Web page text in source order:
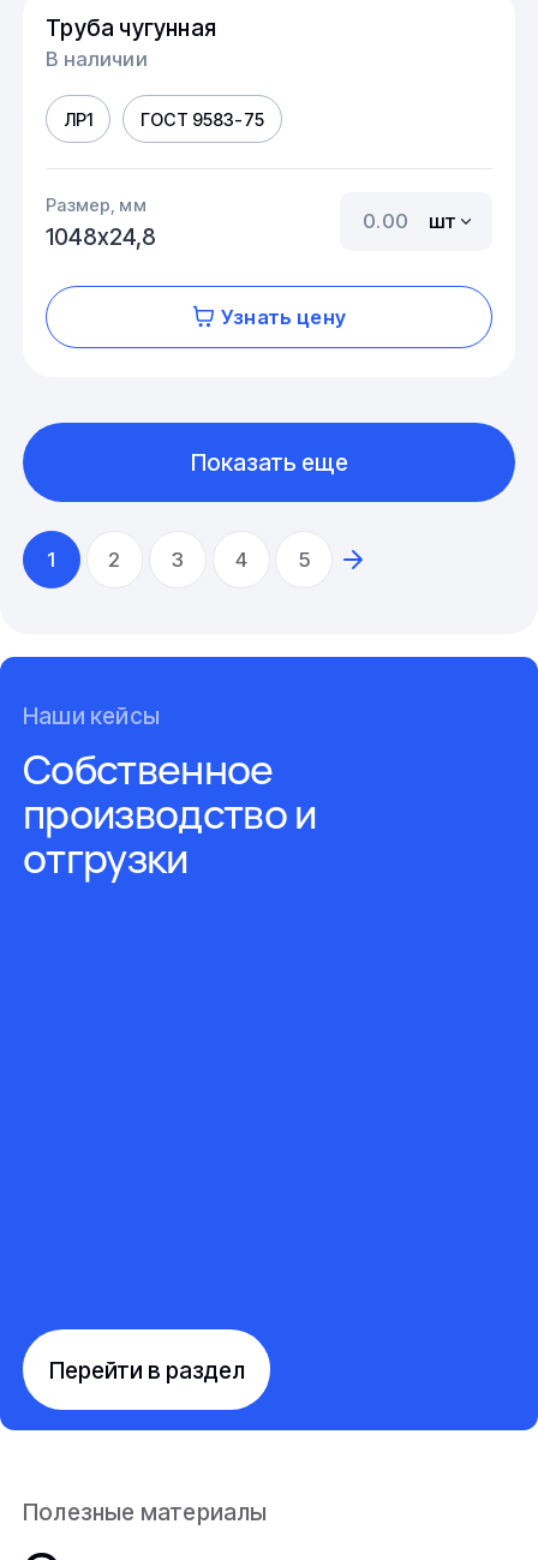
Труба чугунная
В наличии
ЛР1 ГОСТ 9583-75
Размер, мм
1048х24,8
шт
Узнать цену
1 2 3 4 5
Показать еще
Наши кейсы
Собственное
производство и
отгрузки
Перейти в раздел
Полезные материалы